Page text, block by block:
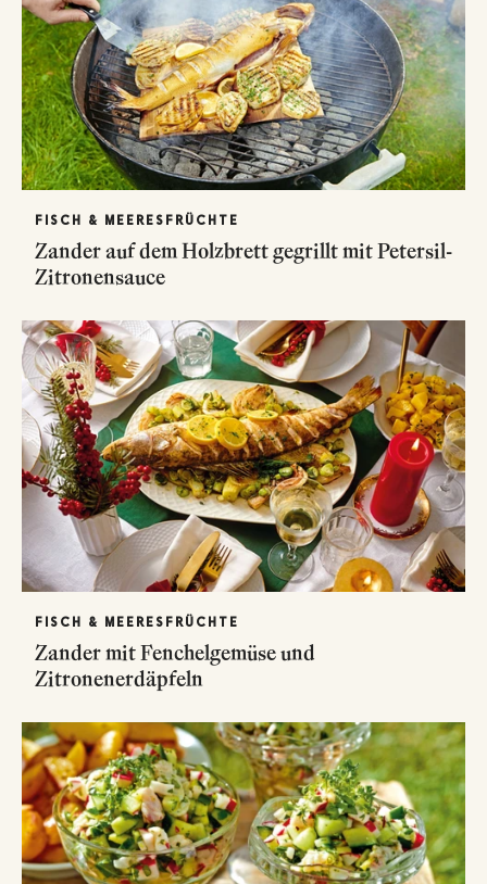
FISCH & MEERESFRÜCHTE
Zander auf dem Holzbrett gegrillt mit Petersil-
Zitronensauce
FISCH & MEERESFRÜCHTE
Zander mit Fenchelgemüse und
Zitronenerdäpfeln